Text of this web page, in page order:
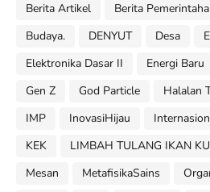
Berita Artikel
Berita
Budaya.
DENYUT Desa
Elektronika Dasar II
Energi Baru
Gen Z
God Particle Halalan
IMP
InovasiHijau
KEK
LIMBAH TULANG IKAN
Mesan
MetafisikaSains